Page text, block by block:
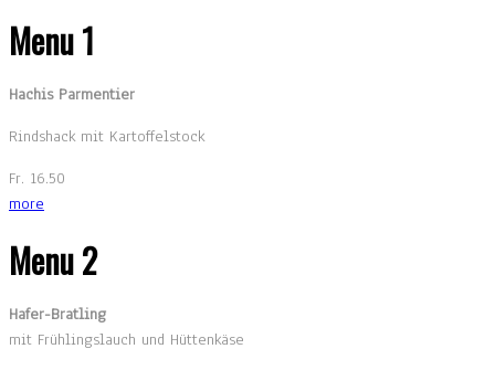
Menu 1
Hachis Parmentier
Rindshack mit Kartoffelstock
Fr. 16.50
more
Menu 2
Hafer-Bratling
mit Frühlingslauch und Hüttenkäse